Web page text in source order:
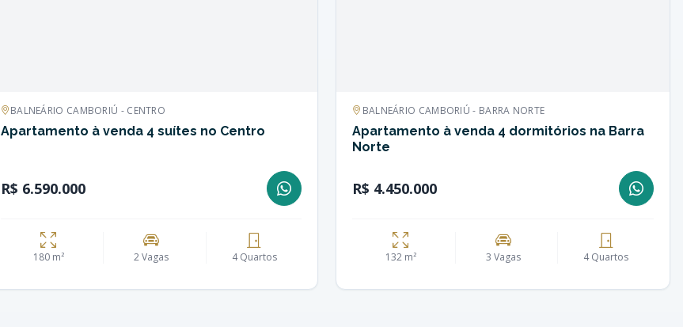
BALNEÁRIO CAMBORIÚ - CENTRO
Apartamento à venda 4 suítes no Centro
R$ 6.590.000
180 m² 2 Vagas 4 Quartos
BALNEÁRIO CAMBORIÚ - BARRA NORTE
Apartamento à venda 4 dormitórios na Barra
Norte
R$ 4.450.000
132 m² 3 Vagas 4 Quartos